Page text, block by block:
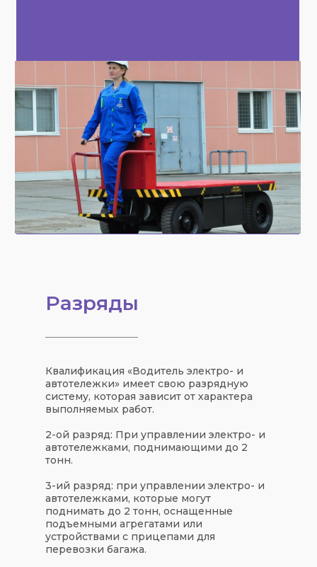
Разряды
Квалификация «Водитель электро- и
автотележки» имеет свою разрядную
систему, которая зависит от характера
выполняемых работ.
2-ой разряд: При управлении электро- и
автотележками, поднимающими до 2
тонн.
3-ий разряд: при управлении электро- и
автотележками, которые могут
поднимать до 2 тонн, оснащенные
подъемными агрегатами или
устройствами с прицепами для
перевозки багажа.